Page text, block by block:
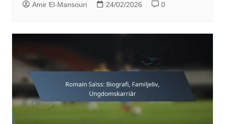
Amir El-Mansouri 24/02/2026 0